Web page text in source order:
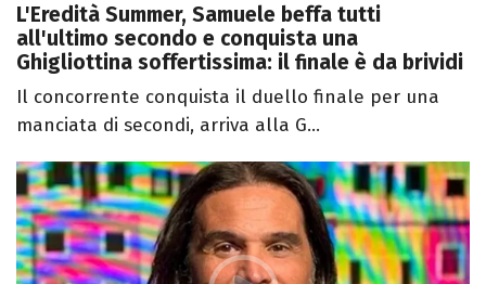
L'Eredità Summer, Samuele beffa tutti
all'ultimo secondo e conquista una
Ghigliottina soffertissima: il finale è da brividi
Il concorrente conquista il duello finale per una
manciata di secondi, arriva alla G...